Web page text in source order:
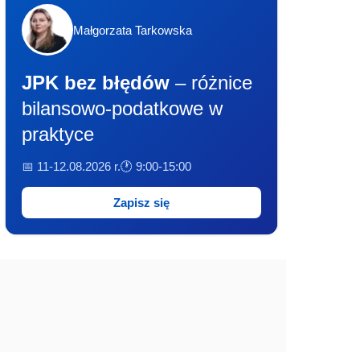
Małgorzata Tarkowska
JPK bez błędów – różnice
bilansowo-podatkowe w
praktyce
📅 11-12.08.2026 r.🕐 9:00-15:00
Zapisz się